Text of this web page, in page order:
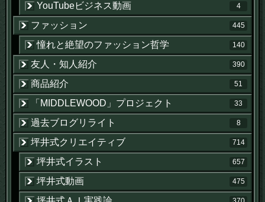
YouTubeビジネス動画 4
ファッション 445
憧れと絶望のファッション哲学 140
友人・知人紹介 390
商品紹介 51
「MIDDLEWOOD」プロジェクト 33
過去ブログリライト 8
坪井式クリエイティブ 714
坪井式イラスト 657
坪井式動画 475